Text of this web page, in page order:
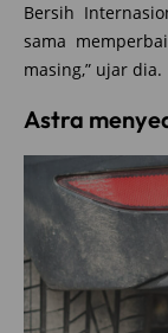
Bersih
sama
masing,” ujar dia.
Astra